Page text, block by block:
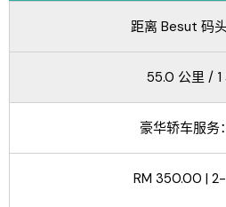
距离 Besut 码
55.0 公里 / 1
豪华轿车服务
RM 350.00 | 2-